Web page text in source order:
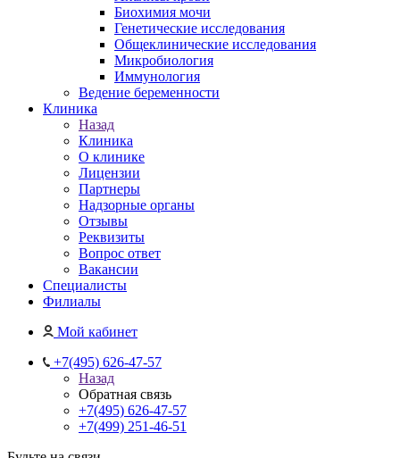
Биохимия мочи
Генетические исследования
Общеклинические исследования
Микробиология
Иммунология
Ведение беременности
Клиника
Назад
Клиника
О клинике
Лицензии
Партнеры
Надзорные органы
Отзывы
Реквизиты
Вопрос ответ
Вакансии
Специалисты
Филиалы
Мой кабинет
+7(495) 626-47-57
Назад
Обратная связь
+7(495) 626-47-57
+7(499) 251-46-51